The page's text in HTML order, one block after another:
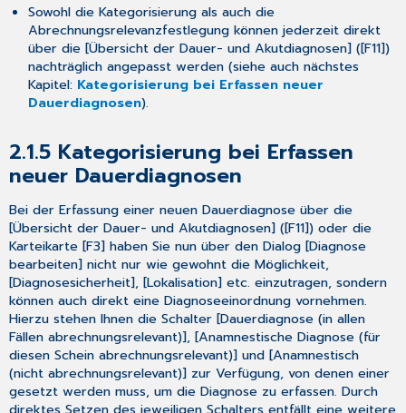
3.10.3
Neues
Formular
[Förder-
und
Behandlungsplan]
die
KV
Thüringen
4
Neues
aus
der
CGM-
Welt!
4.1
Informationen
rund
um
die
Sowohl die Kategorisierung als auch die
Abrechnungsrelevanzfestlegung können jederzeit direkt
über die [Übersicht der Dauer- und Akutdiagnosen] ([F11])
nachträglich angepasst werden (siehe auch nächstes
Kapitel: Kategorisierung bei Erfassen neuer
Dauerdiagnosen).
2.1.5 Kategorisierung bei Erfassen
neuer Dauerdiagnosen
Bei der Erfassung einer neuen Dauerdiagnose über die
[Übersicht der Dauer- und Akutdiagnosen] ([F11]) oder die
Karteikarte [F3] haben Sie nun über den Dialog [Diagnose
bearbeiten]nicht nur wie gewohnt die Möglichkeit,
[Diagnosesicherheit], [Lokalisation] etc. einzutragen, sondern
können auch direkt eine Diagnoseeinordnung vornehmen.
Hierzu stehen Ihnen die Schalter [Dauerdiagnose (in allen
Fällen abrechnungsrelevant)], [Anamnestische Diagnose (für
diesen Schein abrechnungsrelevant)] und [Anamnestisch
(nicht abrechnungsrelevant)] zur Verfügung, von denen einer
gesetzt werden muss, um die Diagnose zu erfassen. Durch